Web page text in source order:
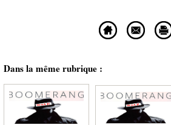
Dans la même rubrique :